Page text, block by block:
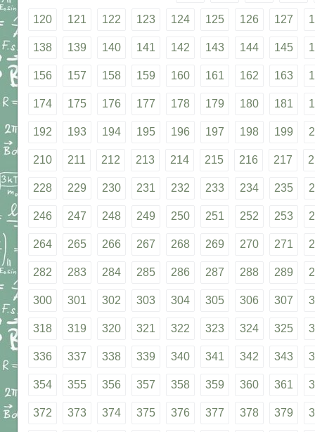
120 121 122 123 124 125 126 127
138 139 140 141 142 143 144 145
156 157 158 159 160 161 162 163
174 175 176 177 178 179 180 181
192 193 194 195 196 197 198 199
210 211 212 213 214 215 216 217
228 229 230 231 232 233 234 235
246 247 248 249 250 251 252 253
264 265 266 267 268 269 270 271
282 283 284 285 286 287 288 289
300 301 302 303 304 305 306 307
318 319 320 321 322 323 324 325
336 337 338 339 340 341 342 343
354 355 356 357 358 359 360 361
372 373 374 375 376 377 378 379